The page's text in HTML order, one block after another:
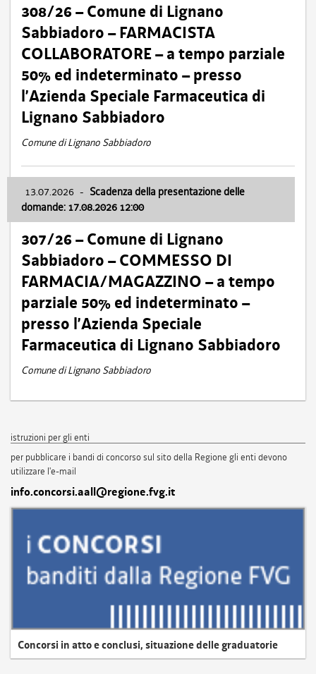
308/26 – Comune di Lignano
Sabbiadoro – FARMACISTA
COLLABORATORE – a tempo parziale
50% ed indeterminato – presso
l’Azienda Speciale Farmaceutica di
Lignano Sabbiadoro
Comune di Lignano Sabbiadoro
13.07.2026 - Scadenza della presentazione delle
domande: 17.08.2026 12:00
307/26 – Comune di Lignano
Sabbiadoro – COMMESSO DI
FARMACIA/MAGAZZINO – a tempo
parziale 50% ed indeterminato –
presso l’Azienda Speciale
Farmaceutica di Lignano Sabbiadoro
Comune di Lignano Sabbiadoro
istruzioni per gli enti
per pubblicare i bandi di concorso sul sito della Regione gli enti devono
utilizzare l'e-mail
info.concorsi.aall@regione.fvg.it
Concorsi in atto e conclusi, situazione delle graduatorie